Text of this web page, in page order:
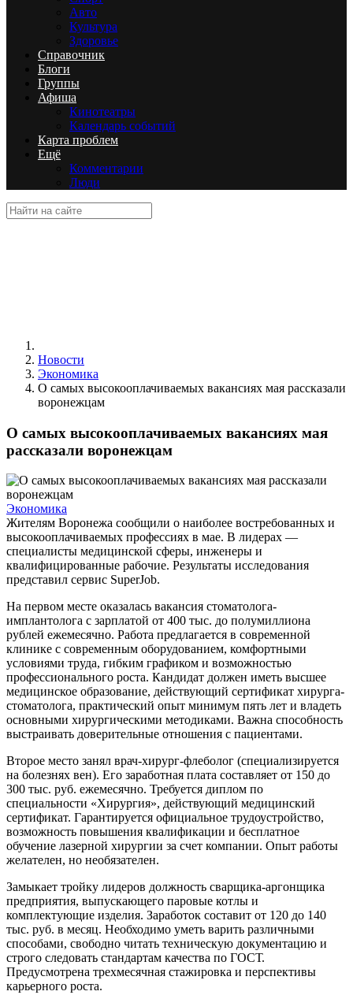
Авто
Культура
Здоровье
Справочник
Блоги
Группы
Афиша
Кинотеатры
Календарь событий
Карта проблем
Ещё
Комментарии
Люди
Новости
Экономика
О самых высокооплачиваемых вакансиях мая рассказали
воронежцам
О самых высокооплачиваемых вакансиях мая
рассказали воронежцам
Экономика
Жителям Воронежа сообщили о наиболее востребованных и
высокооплачиваемых профессиях в мае. В лидерах —
специалисты медицинской сферы, инженеры и
квалифицированные рабочие. Результаты исследования
представил сервис SuperJob.
На первом месте оказалась вакансия стоматолога-
имплантолога с зарплатой от 400 тыс. до полумиллиона
рублей ежемесячно. Работа предлагается в современной
клинике с современным оборудованием, комфортными
условиями труда, гибким графиком и возможностью
профессионального роста. Кандидат должен иметь высшее
медицинское образование, действующий сертификат хирурга-
стоматолога, практический опыт минимум пять лет и владеть
основными хирургическими методиками. Важна способность
выстраивать доверительные отношения с пациентами.
Второе место занял врач-хирург-флеболог (специализируется
на болезнях вен). Его заработная плата составляет от 150 до
300 тыс. руб. ежемесячно. Требуется диплом по
специальности «Хирургия», действующий медицинский
сертификат. Гарантируется официальное трудоустройство,
возможность повышения квалификации и бесплатное
обучение лазерной хирургии за счет компании. Опыт работы
желателен, но необязателен.
Замыкает тройку лидеров должность сварщика-аргонщика
предприятия, выпускающего паровые котлы и
комплектующие изделия. Заработок составит от 120 до 140
тыс. руб. в месяц. Необходимо уметь варить различными
способами, свободно читать техническую документацию и
строго следовать стандартам качества по ГОСТ.
Предусмотрена трехмесячная стажировка и перспективы
карьерного роста.